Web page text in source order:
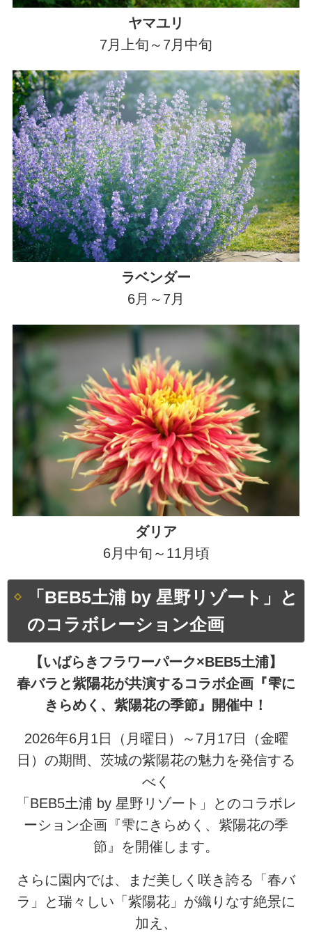
ヤマユリ
7月上旬～7月中旬
ラベンダー
6月～7月
ダリア
6月中旬～11月頃
「BEB5土浦 by 星野リゾート」と
のコラボレーション企画
【いばらきフラワーパーク×BEB5土浦】
春バラと紫陽花が共演するコラボ企画『雫に
きらめく、紫陽花の季節』開催中！
2026年6月1日（月曜日）～7月17日（金曜
日）の期間、茨城の紫陽花の魅力を発信する
べく
「BEB5土浦 by 星野リゾート」とのコラボレ
ーション企画『雫にきらめく、紫陽花の季
節』を開催します。
さらに園内では、まだ美しく咲き誇る「春バ
ラ」と瑞々しい「紫陽花」が織りなす絶景に
加え、